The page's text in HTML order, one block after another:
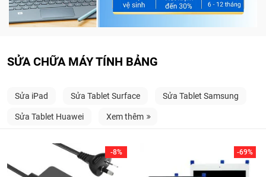
SỬA CHỮA MÁY TÍNH BẢNG
Sửa iPad Sửa Tablet Surface Sửa Tablet Samsung
Sửa Tablet Huawei Xem thêm
-8% -69%